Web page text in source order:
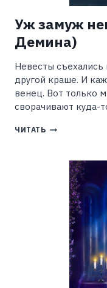
Уж замуж
Демина)
Невесты
другой краше. И
венец. Вот только
сворачивают куда-
ЧИТАТЬ УЖ
(КАРИНА
ДЕМИНА)